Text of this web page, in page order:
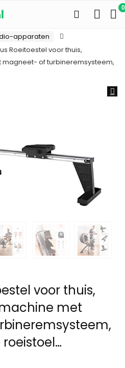
0
apparaten
Roeitoestel voor thuis,
of turbineremsysteem,
voor thuis,
met